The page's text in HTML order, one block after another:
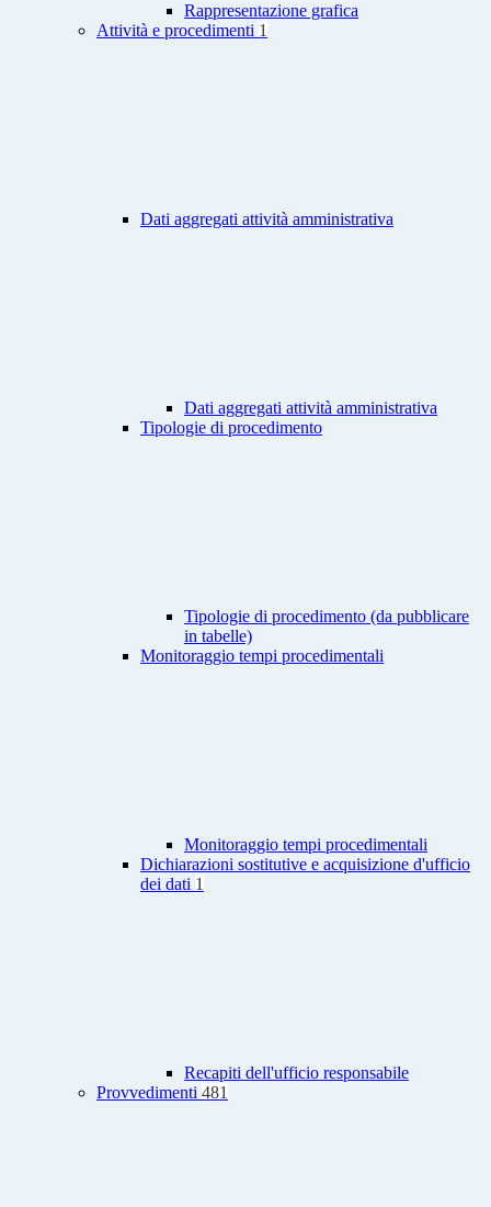
Rappresentazione grafica
Attività e procedimenti 1
Dati aggregati attività amministrativa
Dati aggregati attività amministrativa
Tipologie di procedimento
Tipologie di procedimento (da pubblicare
in tabelle)
Monitoraggio tempi procedimentali
Monitoraggio tempi procedimentali
Dichiarazioni sostitutive e acquisizione d'ufficio
dei dati 1
Recapiti dell'ufficio responsabile
Provvedimenti 481